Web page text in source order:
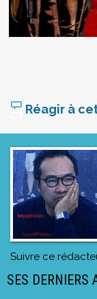
Réagir à
Suivre ce
SES DERNIERS